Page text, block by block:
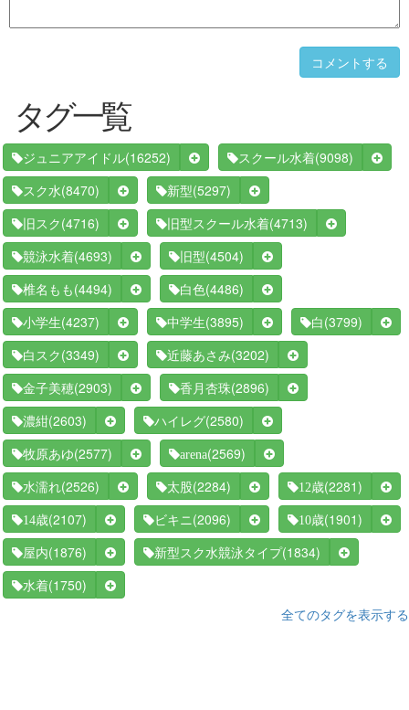
コメントする
タグ一覧
ジュニアアイドル(16252) スクール水着(9098)
スク水(8470) 新型(5297)
旧スク (4716) 旧型スクール水着(4713)
競泳水着(4693) 旧型(4504)
椎名もも (4494) 白色(4486)
小学生(4237) 中学生(3895) 白 (3799)
白スク (3349) 近藤あさみ(3202)
金子美穂(2903) 香月杏珠(2896)
濃紺(2603) ハイレグ(2580)
牧原あゆ(2577) arena(2569)
水濡れ(2526) 太股(2284) 12歳(2281)
14歳(2107) ビキニ (2096) 10歳(1901)
屋内(1876) 新型スク水競泳タイプ(1834)
水着(1750)
全てのタグを表示する